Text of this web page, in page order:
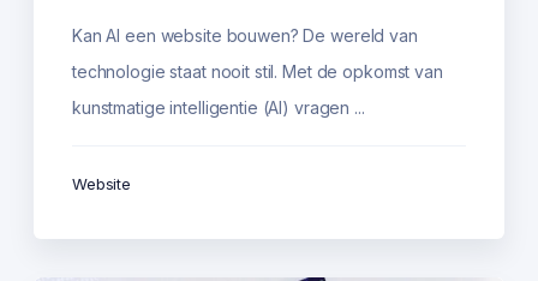
Kan AI een website bouwen? De wereld van
technologie staat nooit stil. Met de opkomst van
kunstmatige intelligentie (AI) vragen ...
Website